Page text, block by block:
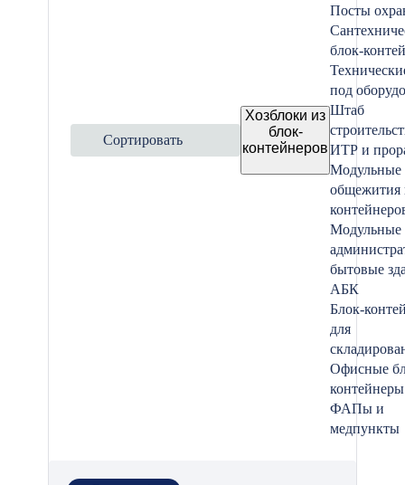
Сортировать
Хозблоки из
блок-
контейнеров
Посты
блок-
под
Штаб
ИТР и
Модульные
общежития
Модульные
бытовые
АБК
Блок-
для
Офисные
контейнеры
ФАПы и
медпункты